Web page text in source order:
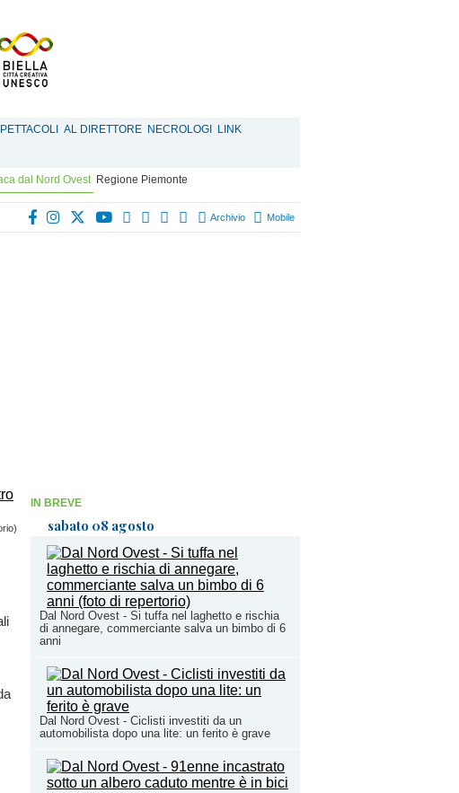
AL DIRETTORE NECROLOGI
LINK
dal Nord Ovest Regione Piemonte
Archivio Mobile
IN BREVE
sabato 08 agosto
Dal Nord Ovest - Si tuffa nel laghetto e rischia
di annegare, commerciante salva un bimbo di 6
anni
Dal Nord Ovest - Ciclisti investiti da un
automobilista dopo una lite: un ferito è grave